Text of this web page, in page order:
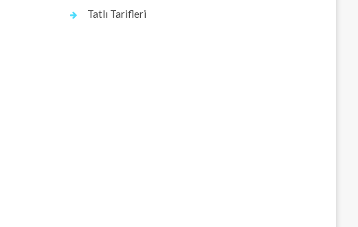
Tatlı Tarifleri